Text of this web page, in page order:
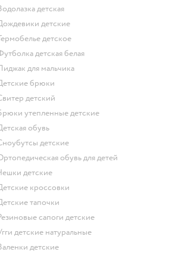
Водолазка детская
Дождевики детские
Термобелье детское
Футболка детская белая
Пиджак для мальчика
Детские брюки
Свитер детский
Брюки утепленные детские
Детская обувь
Сноубутсы детские
Ортопедическая обувь для детей
Чешки детские
Детские кроссовки
Детские тапочки
Резиновые сапоги детские
Угги детские натуральные
Валенки детские